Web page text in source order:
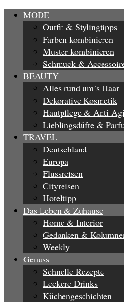
MODE
Outfit & Stylingtipps
Farben kombinieren
Muster kombinieren
Schmuck &
BEAUTY
Alles rund um’s Haar
Dekorative Kosmetik
Hautpflege & Anti
Lieblingsdüfte &
TRAVEL
Deutschland
Europa
Flussreisen
Cityreisen
Hoteltipp
Das Leben & Zuhause
Home & Interior
Gedanken &
Weekly
Genuss
Schnelle Rezepte
Leckere Drinks
Küchengeschichten